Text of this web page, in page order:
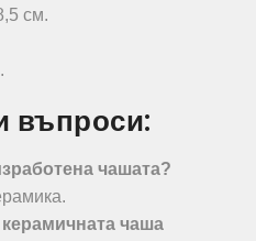
см.
въпроси:
чашата?
чаша